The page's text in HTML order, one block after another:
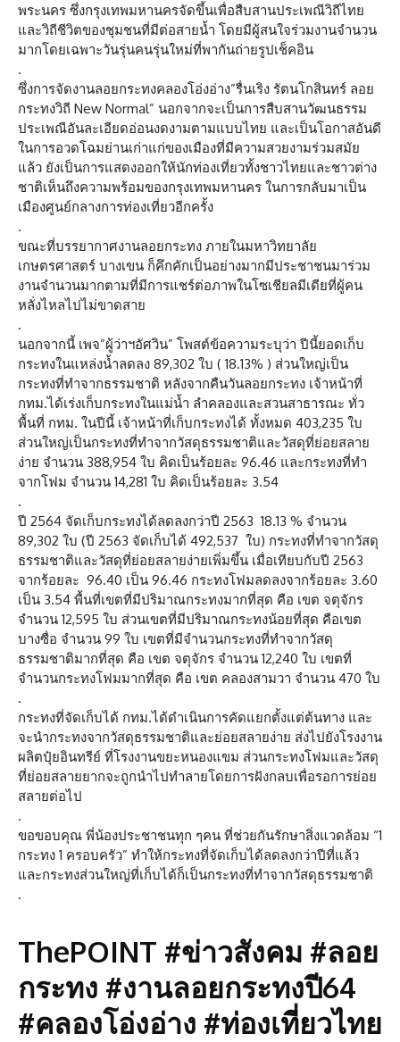
พระนคร ซึ่งกรุงเทพมหานครจัดขึ้นเพื่อสืบสานประเพณีวิถีไทย
และวิถีชีวิตของชุมชนที่มีต่อสายน้ำ โดยมีผู้สนใจร่วมงานจำนวน
มากโดยเฉพาะวันรุ่นคนรุ่นใหม่ที่พากันถ่ายรูปเช็คอิน
.
ซึ่งการจัดงานลอยกระทงคลองโอ่งอ่าง”รื่นเริง รัตนโกสินทร์ ลอย
กระทงวิถี New Normal” นอกจากจะเป็นการสืบสานวัฒนธรรม
ประเพณีอันละเอียดอ่อนงดงามตามแบบไทย และเป็นโอกาสอันดี
ในการอวดโฉมย่านเก่าแก่ของเมืองที่มีความสวยงามร่วมสมัย
แล้ว ยังเป็นการแสดงออกให้นักท่องเที่ยวทั้งชาวไทยและชาวต่าง
ชาติเห็นถึงความพร้อมของกรุงเทพมหานคร ในการกลับมาเป็น
เมืองศูนย์กลางการท่องเที่ยวอีกครั้ง
.
ขณะที่บรรยากาศงานลอยกระทง ภายในมหาวิทยาลัย
เกษตรศาสตร์ บางเขน ก็คึกคักเป็นอย่างมากมีประชาชนมาร่วม
งานจำนวนมากตามที่มีการแชร์ต่อภาพในโซเชียลมีเดียที่ผู้คน
หลั่งไหลไปไม่ขาดสาย
.
นอกจากนี้ เพจ”ผู้ว่าฯอัศวิน” โพสต์ข้อความระบุว่า ปีนี้ยอดเก็บ
กระทงในแหล่งน้ำลดลง 89,302 ใบ ( 18.13% ) ส่วนใหญ่เป็น
กระทงที่ทำจากธรรมชาติ หลังจากคืนวันลอยกระทง เจ้าหน้าที่
กทม.ได้เร่งเก็บกระทงในแม่น้ำ ลำคลองและสวนสาธารณะ ทั่ว
พื้นที่ กทม. ในปีนี้ เจ้าหน้าที่เก็บกระทงได้ ทั้งหมด 403,235 ใบ
ส่วนใหญ่เป็นกระทงที่ทำจากวัสดุธรรมชาติและวัสดุที่ย่อยสลาย
ง่าย จำนวน 388,954 ใบ คิดเป็นร้อยละ 96.46 และกระทงที่ทำ
จากโฟม จำนวน 14,281 ใบ คิดเป็นร้อยละ 3.54
.
ปี 2564 จัดเก็บกระทงได้ลดลงกว่าปี 2563 18.13 % จำนวน
89,302 ใบ (ปี 2563 จัดเก็บได้ 492,537 ใบ) กระทงที่ทำจากวัสดุ
ธรรมชาติและวัสดุที่ย่อยสลายง่ายเพิ่มขึ้น เมื่อเทียบกับปี 2563
จากร้อยละ 96.40 เป็น 96.46 กระทงโฟมลดลงจากร้อยละ 3.60
เป็น 3.54 พื้นที่เขตที่มีปริมาณกระทงมากที่สุด คือ เขต จตุจักร
จำนวน 12,595 ใบ ส่วนเขตที่มีปริมาณกระทงน้อยที่สุด คือเขต
บางซื่อ จำนวน 99 ใบ เขตที่มีจำนวนกระทงที่ทำจากวัสดุ
ธรรมชาติมากที่สุด คือ เขต จตุจักร จำนวน 12,240 ใบ เขตที่
จำนวนกระทงโฟมมากที่สุด คือ เขต คลองสามวา จำนวน 470 ใบ
.
กระทงที่จัดเก็บได้ กทม.ได้ดำเนินการคัดแยกตั้งแต่ต้นทาง และ
จะนำกระทงจากวัสดุธรรมชาติและย่อยสลายง่าย ส่งไปยังโรงงาน
ผลิตปุ๋ยอินทรีย์ ที่โรงงานขยะหนองแขม ส่วนกระทงโฟมและวัสดุ
ที่ย่อยสลายยากจะถูกนำไปทำลายโดยการฝังกลบเพื่อรอการย่อย
สลายต่อไป
.
ขอขอบคุณ พี่น้องประชาชนทุก ๆคน ที่ช่วยกันรักษาสิ่งแวดล้อม “1
กระทง 1 ครอบครัว” ทำให้กระทงที่จัดเก็บได้ลดลงกว่าปีที่แล้ว
และกระทงส่วนใหญ่ที่เก็บได้ก็เป็นกระทงที่ทำจากวัสดุธรรมชาติ
.
ThePOINT #ข่าวสังคม #ลอย
กระทง #งานลอยกระทงปี64
#คลองโอ่งอ่าง #ท่องเที่ยวไทย